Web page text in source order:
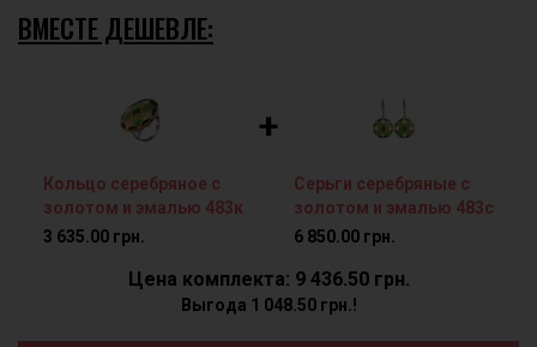
ВМЕСТЕ ДЕШЕВЛЕ:
Кольцо серебряное с
золотом и эмалью 483к
3 635.00 грн.
+
Серьги серебряные с
золотом и эмалью 483с
6 850.00 грн.
Цена комплекта: 9 436.50 грн.
Выгода 1 048.50 грн.!